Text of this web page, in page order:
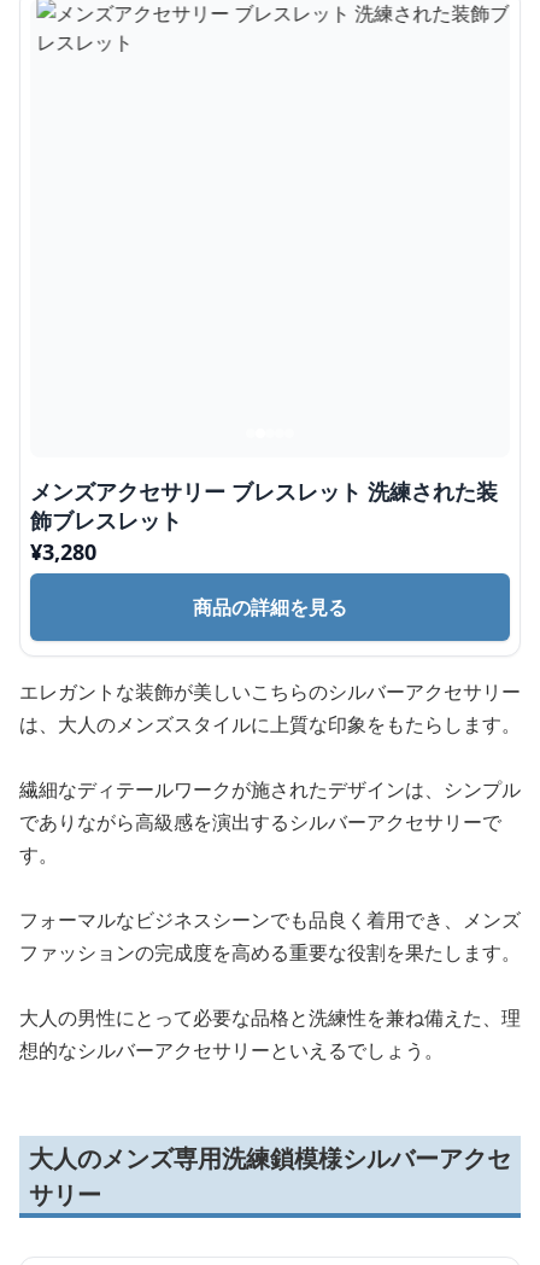
メンズアクセサリー ブレスレット 洗練された装
飾ブレスレット
¥3,280
商品の詳細を見る
エレガントな装飾が美しいこちらのシルバーアクセサリー
は、大人のメンズスタイルに上質な印象をもたらします。
繊細なディテールワークが施されたデザインは、シンプル
でありながら高級感を演出するシルバーアクセサリーで
す。
フォーマルなビジネスシーンでも品良く着用でき、メンズ
ファッションの完成度を高める重要な役割を果たします。
大人の男性にとって必要な品格と洗練性を兼ね備えた、理
想的なシルバーアクセサリーといえるでしょう。
大人のメンズ専用洗練鎖模様シルバーアクセ
サリー